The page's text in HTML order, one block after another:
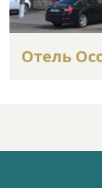
Отель